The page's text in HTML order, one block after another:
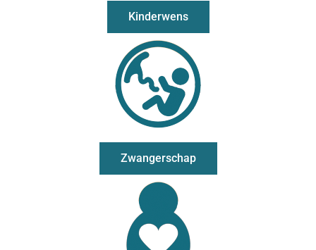
Kinderwens
Zwangerschap